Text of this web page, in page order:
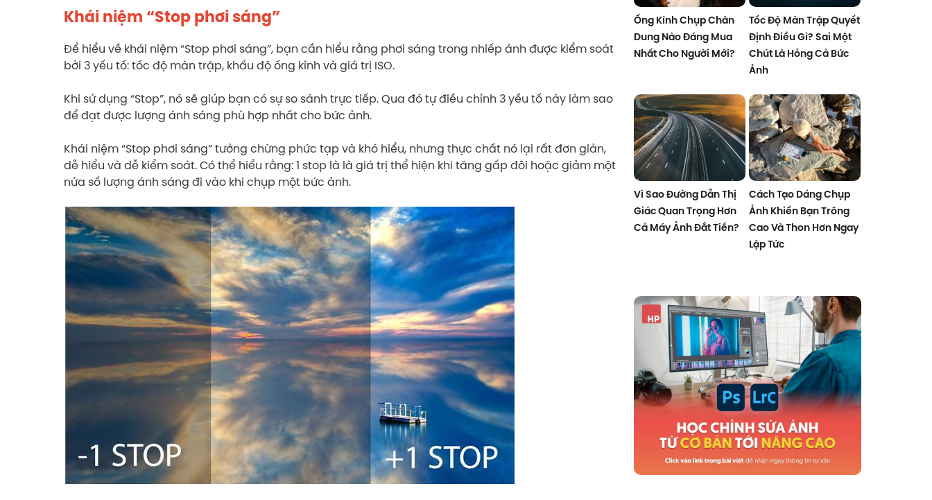
Khái niệm “Stop phơi sáng”
Để hiểu về khái niệm “Stop phơi sáng”, bạn cần hiểu rằng phơi sáng trong nhiếp ảnh được kiểm soát
bởi 3 yếu tố: tốc độ màn trập, khẩu độ ống kính và giá trị ISO.
Khi sử dụng “Stop”, nó sẽ giúp bạn có sự so sánh trực tiếp. Qua đó tự điều chỉnh 3 yếu tố này làm sao
để đạt được lượng ánh sáng phù hợp nhất cho bức ảnh.
Khái niệm “Stop phơi sáng” tưởng chừng phức tạp và khó hiểu, nhưng thực chất nó lại rất đơn giản,
dễ hiểu và dễ kiểm soát. Có thể hiểu rằng: 1 stop là là giá trị thể hiện khi tăng gấp đôi hoặc giảm một
nửa số lượng ánh sáng đi vào khi chụp một bức ảnh.
Ống Kính Chụp Chân
Dung Nào Đáng Mua
Nhất Cho Người Mới?
Tốc Độ Màn Trập Quyết
Định Điều Gì? Sai Một
Chút Là Hỏng Cả Bức
Ảnh
Vì Sao Đường Dẫn Thị
Giác Quan Trọng Hơn
Cả Máy Ảnh Đắt Tiền?
Cách Tạo Dáng Chụp
Ảnh Khiến Bạn Trông
Cao Và Thon Hơn Ngay
Lập Tức